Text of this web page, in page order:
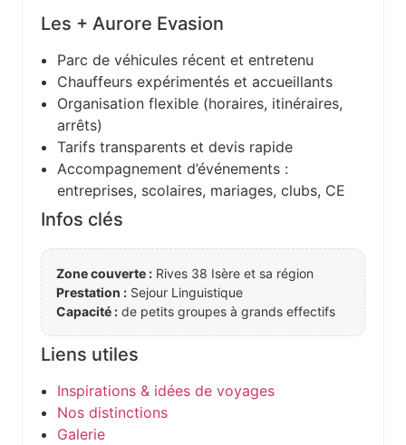
Les + Aurore Evasion
Parc de véhicules récent et entretenu
Chauffeurs expérimentés et accueillants
Organisation flexible (horaires, itinéraires,
arrêts)
Tarifs transparents et devis rapide
Accompagnement d’événements :
entreprises, scolaires, mariages, clubs, CE
Infos clés
Zone couverte : Rives 38 Isère et sa région
Prestation : Sejour Linguistique
Capacité : de petits groupes à grands effectifs
Liens utiles
Inspirations & idées de voyages
Nos distinctions
Galerie